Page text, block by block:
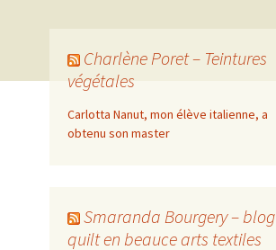
Charlène Poret – Teintures
végétales
Carlotta Nanut, mon élève italienne, a
obtenu son master
Smaranda Bourgery – blog
quilt en beauce arts textiles